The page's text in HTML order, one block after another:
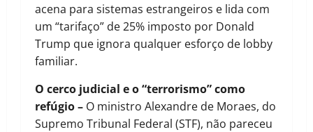
acena para sistemas estrangeiros e lida com
um “tarifaço” de 25% imposto por Donald
Trump que ignora qualquer esforço de lobby
familiar.
O cerco judicial e o “terrorismo” como
refúgio – O ministro Alexandre de Moraes, do
Supremo Tribunal Federal (STF), não pareceu